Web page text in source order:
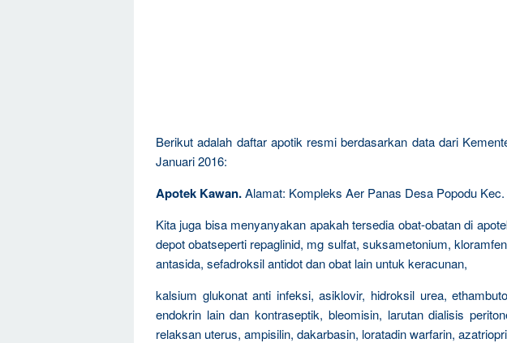
Berikut adalah daftar apotik resmi berdasarkan data dari
Januari 2016:
Apotek Kawan.Alamat: Kompleks Aer Panas Desa Popodu
Kita juga bisa menyanyakan apakah tersedia obat-obatan di
depot obatseperti repaglinid, mg sulfat, suksametonium,
antasida, sefadroksil antidot dan obat lain untuk keracunan,
kalsium glukonat anti infeksi, asiklovir, hidroksil urea,
endokrin lain dan kontraseptik, bleomisin, larutan dialisis
relaksan uterus, ampisilin, dakarbasin, loratadin warfarin,